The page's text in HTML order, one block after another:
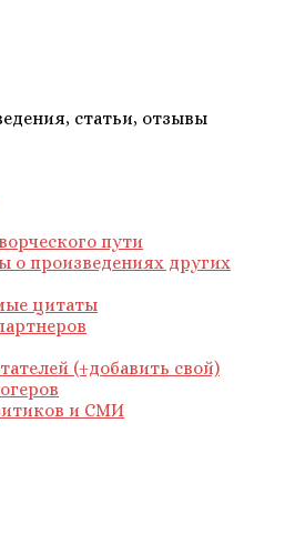
статьи, отзывы
пути
о произведениях других
цитаты
(+добавить свой)
и СМИ